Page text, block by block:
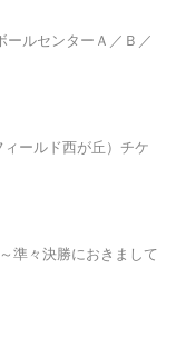
ールセンターＡ／Ｂ／
ールド西が丘）チケ
準々決勝におきまして